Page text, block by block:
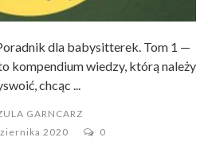
dla babysitterek. Tom 1 —
kompendium wiedzy, którą należy
chcąc ...
GARNCARZ
2020
0